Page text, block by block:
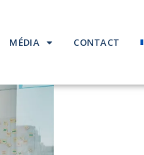
MÉDIA CONTACT